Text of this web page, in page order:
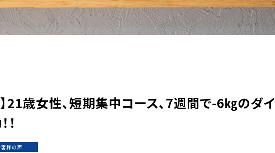
21歳女性、短期集中コース、7週間で-6㎏のダイ
客様の声